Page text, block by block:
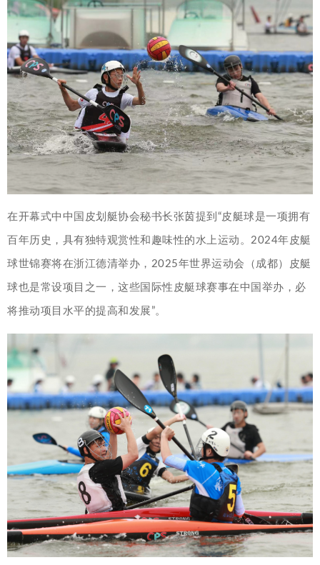
在开幕式中中国皮划艇协会秘书长张茵提到“皮艇球是一项拥有
百年历史，具有独特观赏性和趣味性的水上运动。2024年皮艇
球世锦赛将在浙江德清举办，2025年世界运动会（成都）皮艇
球也是常设项目之一，这些国际性皮艇球赛事在中国举办，必
将推动项目水平的提高和发展”。